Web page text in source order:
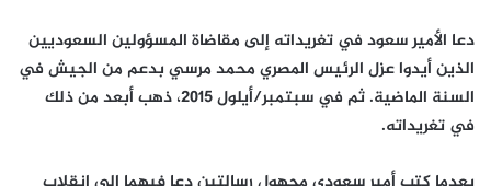
دعا الأمير سعود في تغريداته إلى مقاضاة المسؤولين السعوديين
الذين أيدوا عزل الرئيس المصري محمد مرسي بدعم من الجيش في
السنة الماضية. ثم في سبتمبر/أيلول 2015، ذهب أبعد من ذلك
في تغريداته.